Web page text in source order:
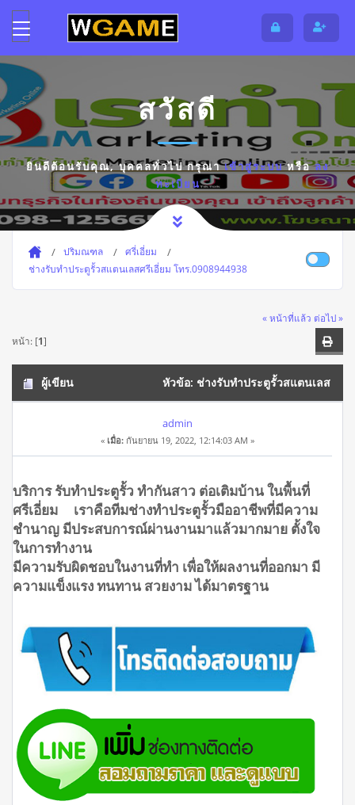
สวัสดี
ยินดีต้อนรับคุณ,บุคคลทั่วไปกรุณาเข้าสู่ระบบหรือลง
ทะเบียน
ปริมณฑล
ศรี่เอี่ยม
ช่างรับทำประตูรั้วสแตนเลสศรีเอี่ยม โทร.0908944938
« หน้าที่แล้ว ต่อไป »
หน้า: [1]
ผู้เขียน หัวข้อ: ช่างรับทำประตูรั้วสแตนเลส
ศรีเอี่ยม โทร.0908944938 (อ่าน 18243 ครั้ง)
admin
« เมื่อ: กันยายน 19, 2022, 12:14:03 AM »
บริการ รับทำประตูรั้ว ทำกันสาว ต่อเติมบ้าน ในพื้นที่
ศรีเอี่ยม เราคือทีมช่างทำประตูรั้วมืออาชีพที่มีความ
ชำนาญ มีประสบการณ์ผ่านงานมาแล้วมากมาย ตั้งใจ
ในการทำงาน
มีความรับผิดชอบในงานที่ทำ เพื่อให้ผลงานที่ออกมา มี
ความแข็งแรง ทนทาน สวยงาม ได้มาตรฐาน